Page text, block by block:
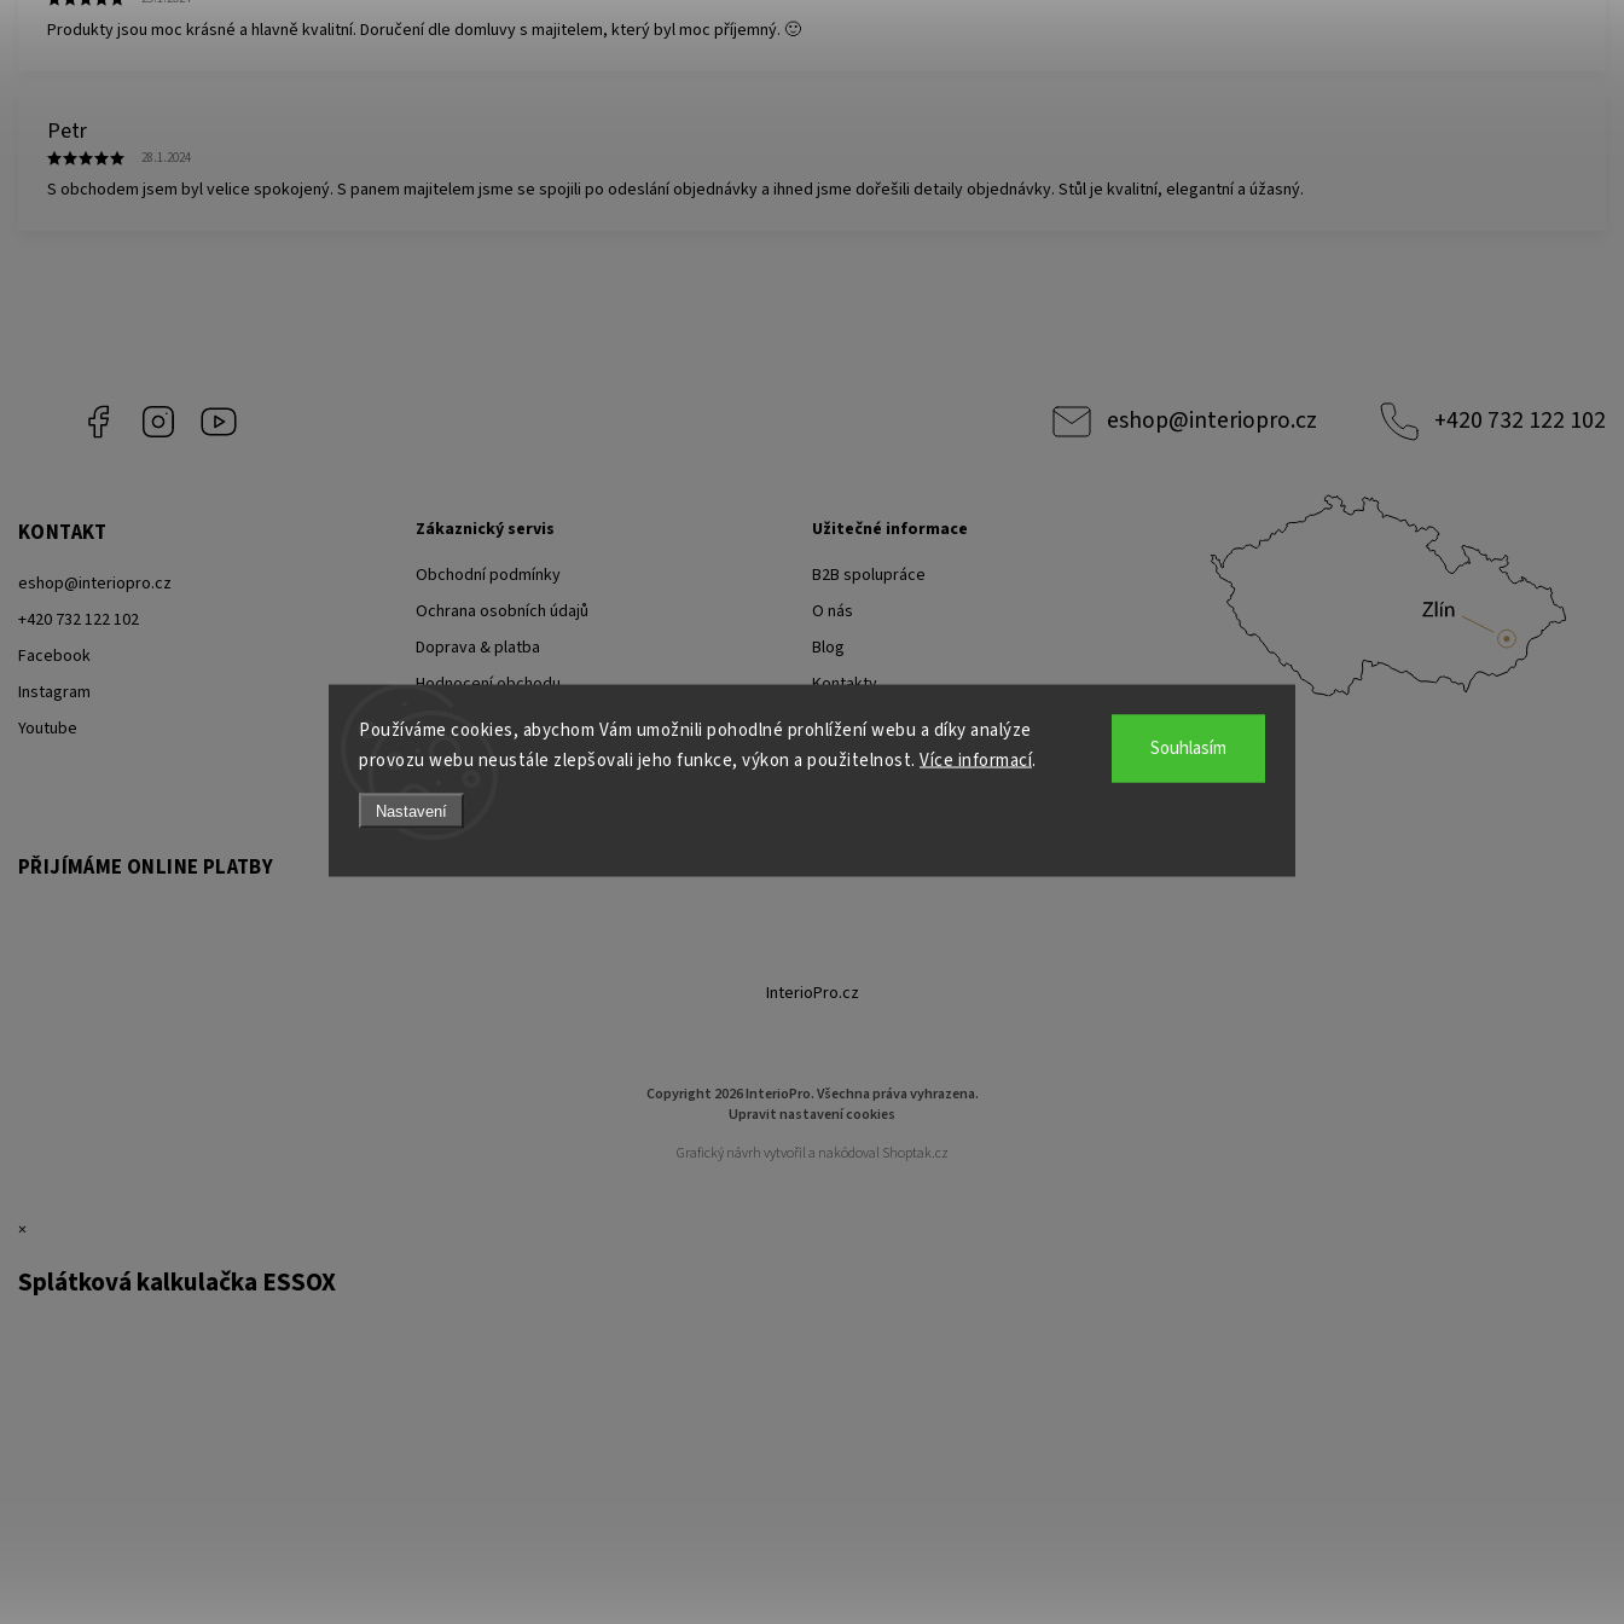
Používáme cookies, abychom Vám umožnili pohodlné prohlížení webu a díky analýze
provozu webu neustále zlepšovali jeho funkce, výkon a použitelnost. Více informací.
Nastavení
Souhlasím
Produkty jsou moc krásné a hlavně kvalitní. Doručení dle domluvy s majitelem, který byl moc příjemný. 🙂
Petr
28.1.2024
S obchodem jsem byl velice spokojený. S panem majitelem jsme se spojili po odeslání objednávky a ihned jsme dořešili detaily objednávky. Stůl je kvalitní, elegantní a úžasný.
Facebook Instagram eshop@interiopro.cz +420 732 122 102
KONTAKT
eshop@interiopro.cz
+420 732 122 102
Facebook
Instagram
Youtube
Zákaznický servis
Obchodní podmínky
Ochrana osobních údajů
Doprava & platba
Hodnocení obchodu
Všechno o cookies
Často kladené dotazy
Užitečné informace
B2B spolupráce
O nás
Blog
Kontakty
InterioPro - Kompletní řešení bydlení
Postup nákupu při využití rozložené platby ESSOX
PŘIJÍMÁME ONLINE PLATBY
InterioPro.cz
Copyright 2026InterioPro. Všechna práva vyhrazena.
Upravit nastavení cookies
Grafický návrh vytvořil a nakódoval Shoptak.cz
×
Splátková kalkulačka ESSOX